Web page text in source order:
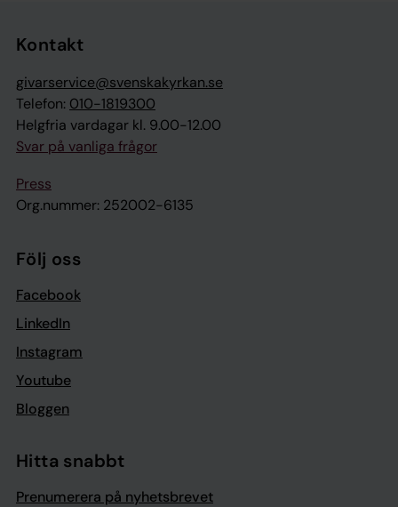
Kontakt
givarservice@svenskakyrkan.se
Telefon: 010-1819300
Helgfria vardagar kl. 9.00-12.00
Svar på vanliga frågor
Press
Org.nummer: 252002-6135
Följ oss
Facebook
LinkedIn
Instagram
Youtube
Bloggen
Hitta snabbt
Prenumerera på nyhetsbrevet